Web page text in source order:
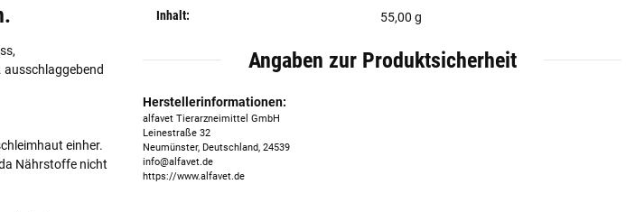
einher.
Nährstoffe nicht
Inhalt: 55,00 g
Angaben zur Produktsicherheit
Herstellerinformationen:
alfavet Tierarzneimittel GmbH
Leinestraße 32
Neumünster, Deutschland, 24539
info@alfavet.de
https://www.alfavet.de